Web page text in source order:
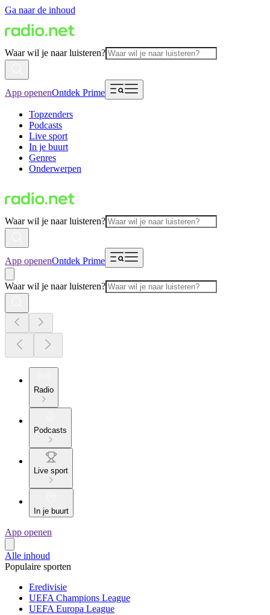
Ga naar de inhoud
Waar wil je naar luisteren?
App openenOntdek Prime
Topzenders
Podcasts
Live sport
In je buurt
Genres
Onderwerpen
Waar wil je naar luisteren?
App openenOntdek Prime
Waar wil je naar luisteren?
Radio
Podcasts
Live sport
In je buurt
App openen
Alle inhoud
Populaire sporten
Eredivisie
UEFA Champions League
UEFA Europa League